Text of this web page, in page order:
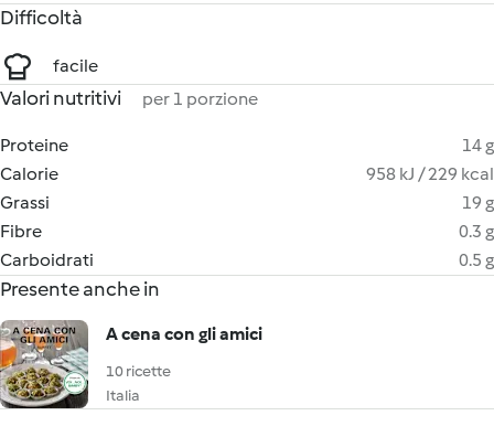
Difficoltà
facile
Valori nutritivi per 1 porzione
Proteine
14 g
Calorie
958 kJ / 229 kcal
Grassi
19 g
Fibre
0.3 g
Carboidrati
0.5 g
Presente anche in
A cena con gli amici
10 ricette
Italia